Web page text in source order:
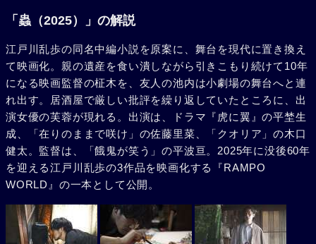
「蟲（2025）」の解説
江戸川乱歩の同名中編小説を原案に、舞台を現代に置き換え
て映画化。親の遺産を食い潰しながら引きこもり続けて10年
になる映画監督の柾木を、友人の池内は小劇場の舞台へと連
れ出す。居酒屋で厳しい批評を繰り返していたところに、出
演女優の芙蓉が現れる。出演は、ドラマ『虎に翼』の平埜生
成、「在りのままで咲け」の佐藤里菜、「クオリア」の木口
健太。監督は、「餓鬼が笑う」の平波亘。2025年に没後60年
を迎える江戸川乱歩の3作品を映画化する『RAMPO
WORLD』の一本として公開。